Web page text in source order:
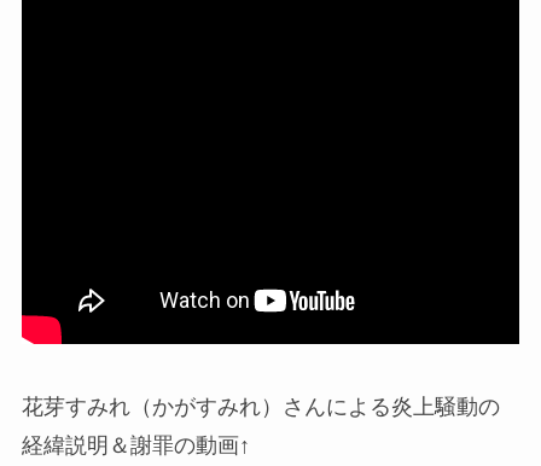
花芽すみれ（かがすみれ）さんによる炎上騒動の
経緯説明＆謝罪の動画↑